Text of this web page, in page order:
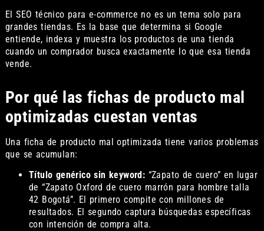
El SEO técnico para e-commerce no es un tema solo para
grandes tiendas. Es la base que determina si Google
entiende, indexa y muestra los productos de una tienda
cuando un comprador busca exactamente lo que esa tienda
vende.
Por qué las fichas de producto mal
optimizadas cuestan ventas
Una ficha de producto mal optimizada tiene varios problemas
que se acumulan:
Título genérico sin keyword: “Zapato de cuero” en lugar
de “Zapato Oxford de cuero marrón para hombre talla
42 Bogotá”. El primero compite con millones de
resultados. El segundo captura búsquedas específicas
con intención de compra alta.